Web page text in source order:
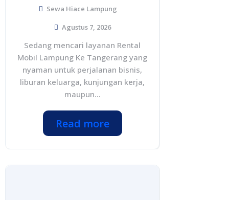
Sewa Hiace Lampung
Agustus 7, 2026
Sedang mencari layanan Rental
Mobil Lampung Ke Tangerang yang
nyaman untuk perjalanan bisnis,
liburan keluarga, kunjungan kerja,
maupun...
Read more